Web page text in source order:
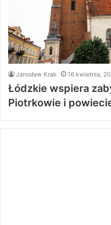
Jarosław Krak 16 kwietnia,
Łódzkie wspiera
Piotrkowie i